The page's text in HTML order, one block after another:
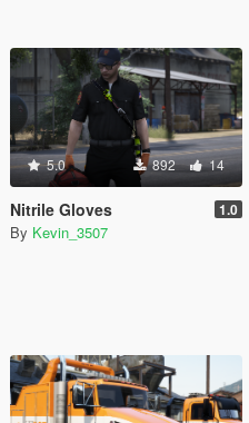
5.0 892 14
Nitrile Gloves 1.0
By Kevin_3507